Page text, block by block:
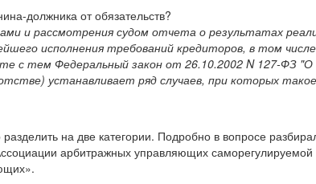
и рассмотрения судом отчета о результатах
исполнения требований кредиторов, в том
с тем Федеральный закон от 26.10.2002 N 127-ФЗ "О
устанавливает ряд случаев, при которых такое
на две категории. Подробно в вопросе
арбитражных управляющих саморегулируемой